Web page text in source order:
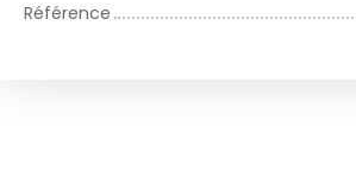
Référence